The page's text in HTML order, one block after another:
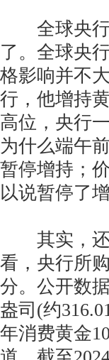
全球央行
了。全球央
格影响并不
行，他增持
高位，央行
为什么端午
暂停增持；
以说暂停了
其实，还
看，央行所
分。公开数
盎司(约
年消费黄金